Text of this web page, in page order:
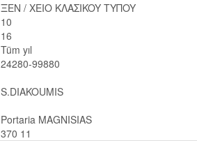
ΞEN / XEIO KΛAΣIKOY TYΠOY
10
16
Tüm yıl
24280-99880
S.DIAKOUMIS
Portaria MAGNISIAS
370 11